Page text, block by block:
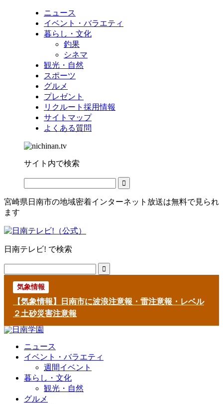
ニュース
イベント・バラエティ
暮らし・文化
釣果
シネマ
観光・自然
スポーツ
グルメ
プレゼント
リクルート採用情報
サイトマップ
よくある質問
サイト内で検索
宮崎県日南市の地域密着インターネット放送は無料で見られ
ます
日南テレビ! で検索
気象情報
【気象情報】日南市に波浪注意報・雷注意報・レベル
２土砂災害注意報
ニュース
イベント・バラエティ
週間イベント
暮らし・文化
観光・自然
グルメ